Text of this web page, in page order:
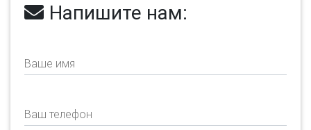
Напишите нам:
Ваше имя
Ваш телефон